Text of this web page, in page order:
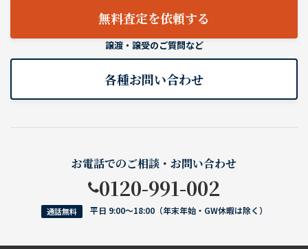
無料査定を依頼する
譲渡・譲受のご質問など
各種お問い合わせ
お電話でのご相談・お問い合わせ
0120-991-002
通話無料 平日 9:00〜18:00（年末年始・GW休暇は除く）